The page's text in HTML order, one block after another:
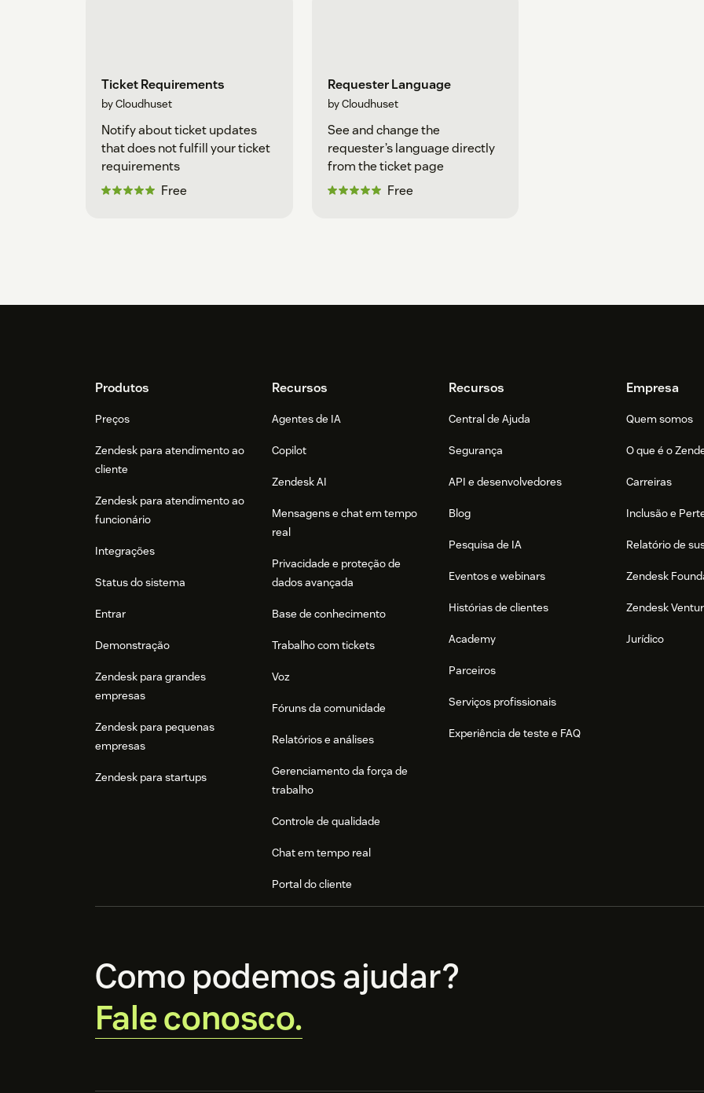
Ticket Requirements
by Cloudhuset
Notify about ticket updates
that does not fulfill your ticket
requirements
Free
Requester Language
by Cloudhuset
See and change the
requester’s language directly
from the ticket page
Free
FooterProdutos
Preços
Zendesk para atendimento ao
cliente
Zendesk para atendimento ao
funcionário
Integrações
Status do sistema
Entrar
Demonstração
Zendesk para grandes
empresas
Zendesk para pequenas
empresas
Zendesk para startups
Recursos
Agentes de IA
Copilot
Zendesk AI
Mensagens e chat em tempo
real
Privacidade e proteção de
dados avançada
Base de conhecimento
Trabalho com tickets
Voz
Fóruns da comunidade
Relatórios e análises
Gerenciamento da força de
trabalho
Controle de qualidade
Chat em tempo real
Portal do cliente
Recursos
Central de Ajuda
Segurança
API e desenvolvedores
Blog
Pesquisa de IA
Eventos e webinars
Histórias de clientes
Academy
Parceiros
Serviços profissionais
Experiência de teste e FAQ
Empresa
Quem somos
O que é o
Carreiras
Inclusão e
Relatório de
Zendesk
Zendesk
Jurídico
Como podemos ajudar?
Fale conosco.